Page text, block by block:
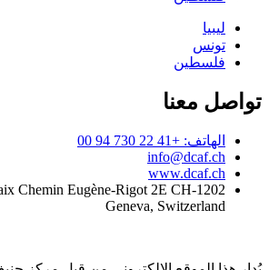
ليبيا
تونس
فلسطين
تواصل معنا
الهاتف: +41 22 730 94 00
info@dcaf.ch
www.dcaf.ch
Chemin Eugène-Rigot 2E CH-1202
Geneva, Switzerland